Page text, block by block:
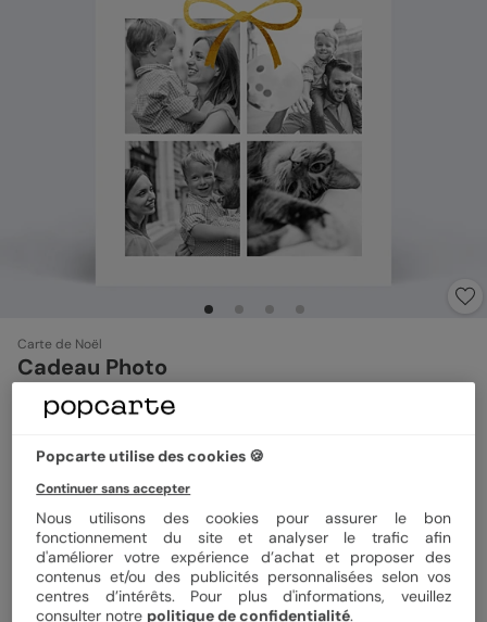
Carte de Noël
Cadeau Photo
5 1avis)
Format
Papier Papier Satiné
Popcarte utilise des cookies 🍪
Continuer sans accepter
Nous utilisons des cookies pour assurer le bon
fonctionnement du site et analyser le trafic afin
d'améliorer votre expérience d’achat et proposer des
contenus et/ou des publicités personnalisées selon vos
centres d’intérêts. Pour plus d'informations, veuillez
consulter notre politique de confidentialité.